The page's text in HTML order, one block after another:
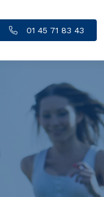
01 45 71 83 43